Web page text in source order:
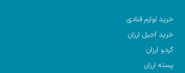
خرید لوازم قنادی
خرید آجیل ارزان
گردو ارزان
پسته ارزان